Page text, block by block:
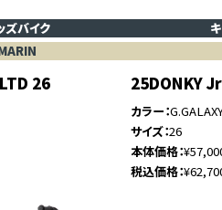
ズバイク
26 25DONKY
カラー
サイズ 26
本体価格
税込価格